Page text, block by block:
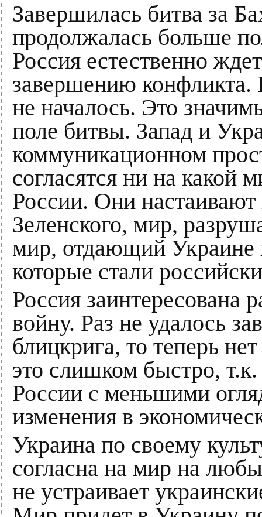
Завершилась битва за
продолжалась больше
Россия естественно
завершению
не началось. Это
поле битвы. Запад и
коммуникационном
согласятся ни на какой
России. Они
Зеленского, мир,
мир, отдающий Украине
которые стали
Россия заинтересована
войну. Раз не удалось
блицкрига, то теперь
это слишком быстро,
России с меньшими
изменения в
Украина по своему
согласна на мир на
не устраивает